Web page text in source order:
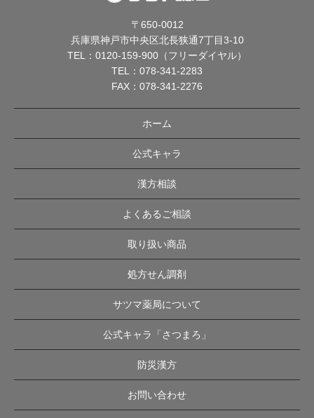
〒650-0012
兵庫県神戸市中央区北長狭通7丁目3-10
TEL： 0120-159-900（フリーダイヤル）
TEL： 078-341-2283
FAX：078-341-2276
ホーム
公式キャラ
漢方相談
よくあるご相談
取り扱い商品
処方せん調剤
サツマ薬局について
公式キャラ「さつまろ」
防災漢方
お問い合わせ